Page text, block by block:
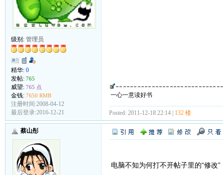
级别: 管理员
精华: 0
发帖: 765
威望: 765 点
金钱: 7650 RMB
注册时间:2008-04-12
最后登录:2016-12-21
一心一意读好书
Posted: 2011-12-18 22:14 | 132 楼
蔡山彤
电脑不知为何打不开帖子里的“修改